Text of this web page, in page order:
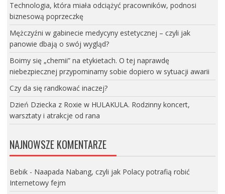
Technologia, która miała odciążyć pracowników, podnosi
biznesową poprzeczkę
Mężczyźni w gabinecie medycyny estetycznej – czyli jak
panowie dbają o swój wygląd?
Boimy się „chemii” na etykietach. O tej naprawdę
niebezpiecznej przypominamy sobie dopiero w sytuacji awarii
Czy da się randkować inaczej?
Dzień Dziecka z Roxie w HULAKULA. Rodzinny koncert,
warsztaty i atrakcje od rana
NAJNOWSZE KOMENTARZE
Bebik- Naapada Nabang, czyli jak Polacy potrafią robić
Internetowy fejm